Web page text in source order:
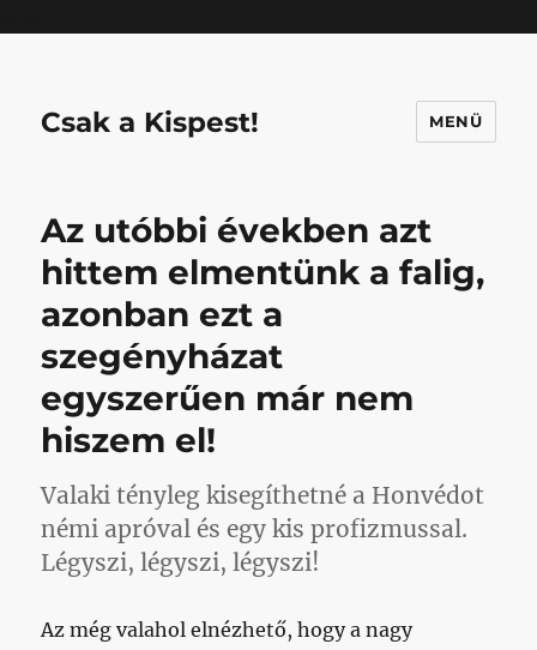
Csak a Kispest! MENÜ
Az utóbbi években azt
hittem elmentünk a falig,
azonban ezt a
szegényházat
egyszerűen már nem
hiszem el!
Valaki tényleg kisegíthetné a Honvédot
némi apróval és egy kis profizmussal.
Légyszi, légyszi, légyszi!
Az még valahol elnézhető, hogy a nagy